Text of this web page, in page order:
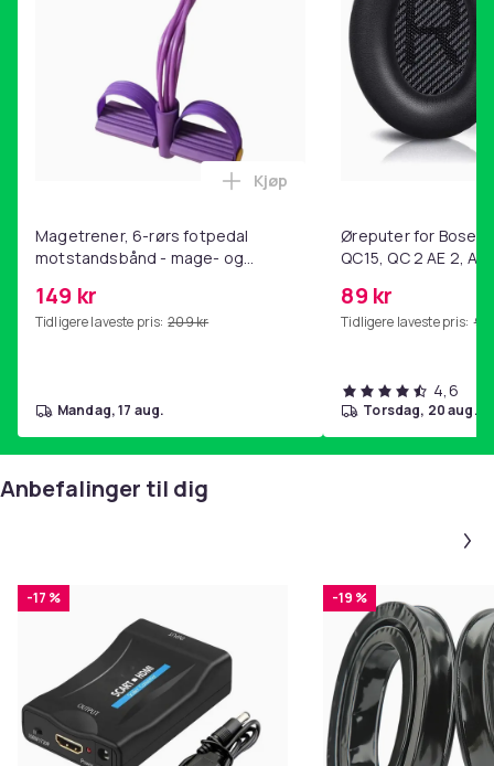
Magetrener, 6-rørs fotpedal
motstandsbånd - mage- og
hjemmegymnastikk Purple
149 kr
Tidligere laveste pris: 209 kr
Legg Magetrener, 6-rørs
Kjøp
mandag, 17 aug.
Øreputer for Bose
QC15, QC 2 AE 2, AE
89 kr
Tidligere laveste pris: 99
4,6
torsdag, 20 aug.
Anbefalinger til dig
-17 % -19 %